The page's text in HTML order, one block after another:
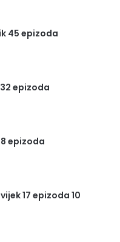
45 epizoda
epizoda
epizoda
17 epizoda 10